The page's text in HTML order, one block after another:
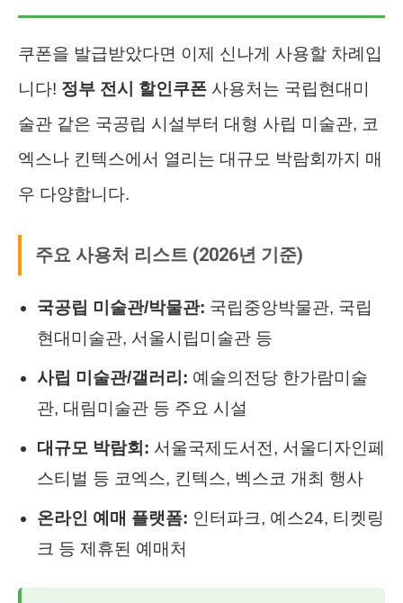
쿠폰을 발급받았다면 이제 신나게 사용할 차례입
니다! 정부 전시 할인쿠폰 사용처는 국립현대미
술관 같은 국공립 시설부터 대형 사립 미술관, 코
엑스나 킨텍스에서 열리는 대규모 박람회까지 매
우 다양합니다.
주요 사용처 리스트 (2026년 기준)
국공립 미술관/박물관: 국립중앙박물관, 국립
현대미술관, 서울시립미술관 등
사립 미술관/갤러리: 예술의전당 한가람미술
관, 대림미술관 등 주요 시설
대규모 박람회: 서울국제도서전, 서울디자인페
스티벌 등 코엑스, 킨텍스, 벡스코 개최 행사
온라인 예매 플랫폼: 인터파크, 예스24, 티켓링
크 등 제휴된 예매처